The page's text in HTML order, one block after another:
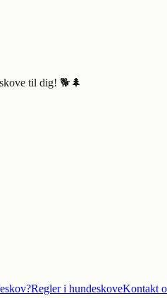
til dig! 🐕🌲
Regler i hundeskoveKontakt